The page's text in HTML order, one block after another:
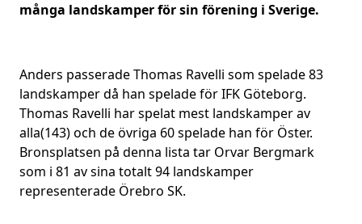
många landskamper för sin förening i Sverige.
Anders passerade Thomas Ravelli som spelade 83
landskamper då han spelade för IFK Göteborg.
Thomas Ravelli har spelat mest landskamper av
alla(143) och de övriga 60 spelade han för Öster.
Bronsplatsen på denna lista tar Orvar Bergmark
som i 81 av sina totalt 94 landskamper
representerade Örebro SK.